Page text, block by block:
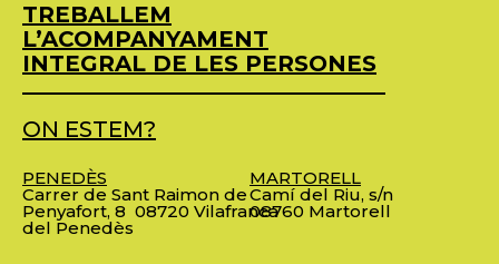
TREBALLEM
L’ACOMPANYAMENT
INTEGRAL DE LES PERSONES
ON ESTEM?
PENEDÈS
Carrer de Sant Raimon de
Penyafort, 8 08720 Vilafranca
del Penedès
MARTORELL
Camí del Riu, s/n
08760 Martorell